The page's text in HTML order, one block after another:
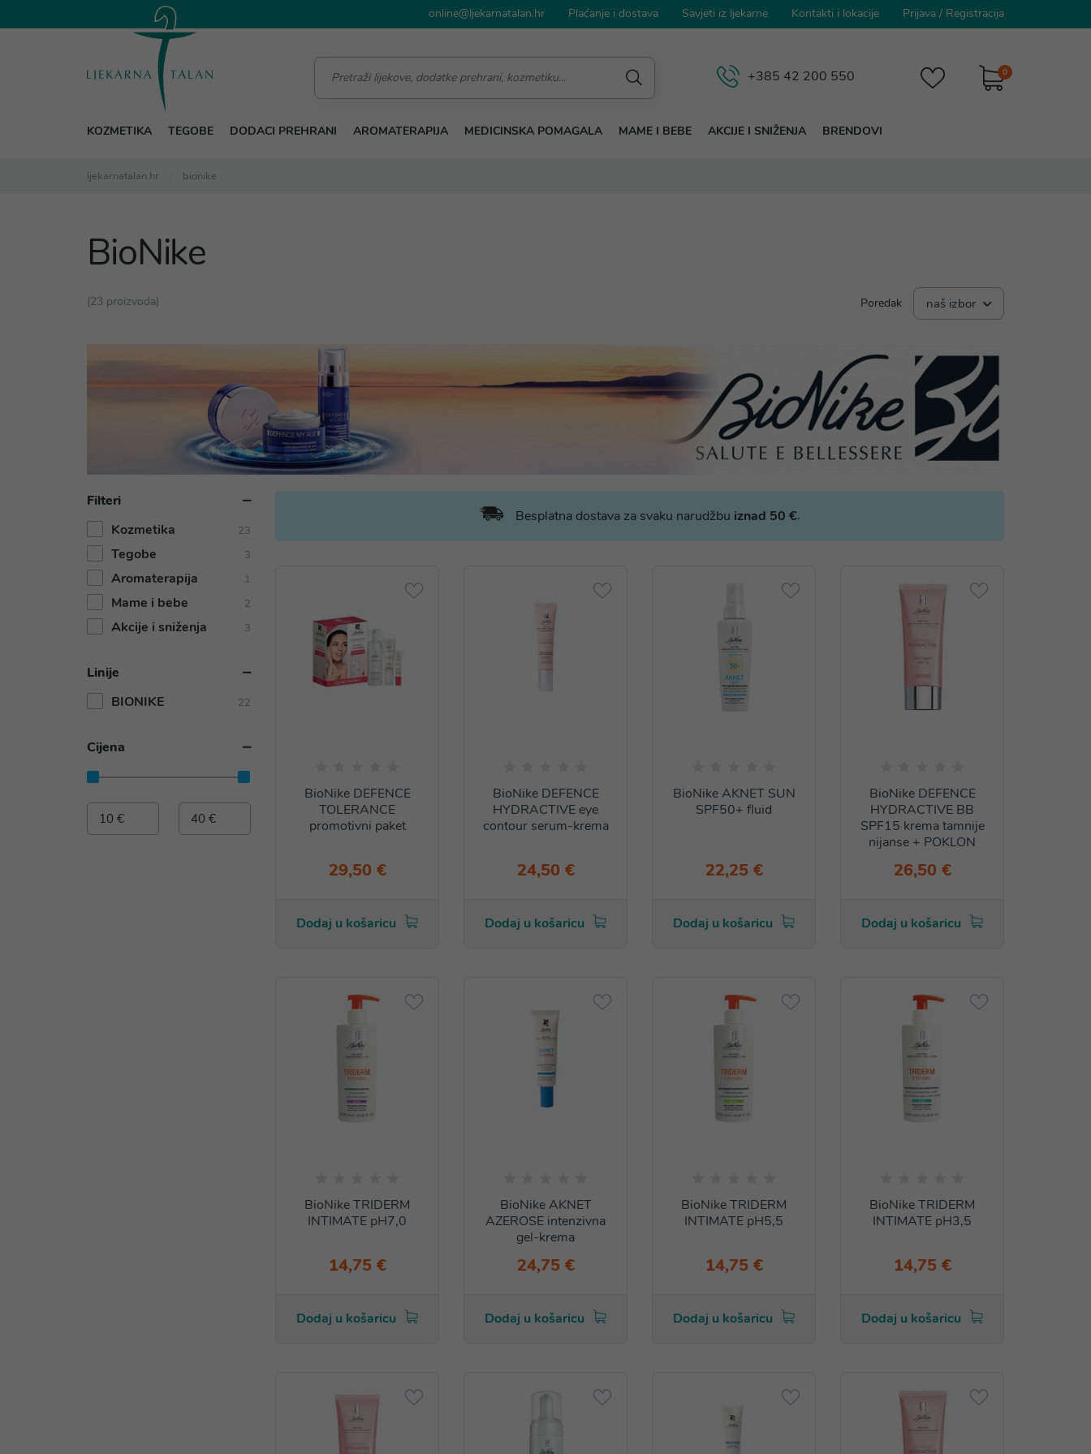
online@ljekarnatalan.hr Plaćanje i dostava Savjeti iz ljekarne Kontakti i lokacije Prijava / Registracija
0
+385 42 200 550
KOZMETIKA TEGOBE DODACI PREHRANI AROMATERAPIJA MEDICINSKA POMAGALA MAME I BEBE AKCIJE I SNIŽENJA BRENDOVI
ljekarnatalan.hr bionike
BioNike
(23 proizvoda) Poredak naš izbor
Filteri
Kozmetika
23
Tegobe 3
Aromaterapija 1
Mame i bebe 2
Akcije i sniženja 3
Linije
BIONIKE
22
Cijena
Besplatna dostava za svaku narudžbu iznad 50 €.
BioNike DEFENCE
TOLERANCE
promotivni paket
29,50 €
Dodaj u košaricu
BioNike DEFENCE
HYDRACTIVE eye
contour serum-krema
24,50 €
Dodaj u košaricu
BioNike AKNET SUN
SPF50+ fluid
22,25 €
Dodaj u košaricu
BioNike DEFENCE
HYDRACTIVE BB
SPF15 krema tamnije
nijanse + POKLON
26,50 €
Dodaj u košaricu
BioNike TRIDERM
INTIMATE pH7,0
14,75 €
Dodaj u košaricu
BioNike AKNET
AZEROSE intenzivna
gel-krema
24,75 €
Dodaj u košaricu
BioNike TRIDERM
INTIMATE pH5,5
14,75 €
Dodaj u košaricu
BioNike TRIDERM
INTIMATE pH3,5
14,75 €
Dodaj u košaricu